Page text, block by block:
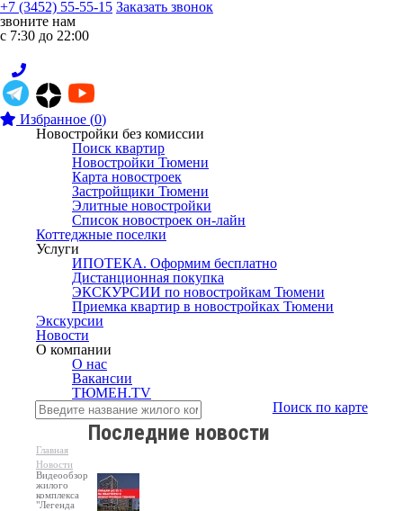
+7 (3452) 55-55-15 Заказать звонок
звоните нам
с 7:30 до 22:00
Избранное (0)
Новостройки без комиссии
Поиск квартир
Новостройки Тюмени
Карта новостроек
Застройщики Тюмени
Элитные новостройки
Список новостроек он-лайн
Коттеджные поселки
Услуги
ИПОТЕКА. Оформим бесплатно
Дистанционная покупка
ЭКСКУРСИИ по новостройкам Тюмени
Приемка квартир в новостройках Тюмени
Экскурсии
Новости
О компании
О нас
Вакансии
ТЮМЕН.TV
Поиск по карте
Главная
Новости
Видеообзор
жилого
комплекса
"Легенда
Последние новости